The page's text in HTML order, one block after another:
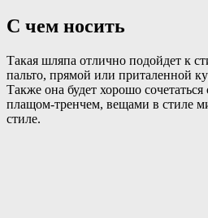
С чем носить
Такая шляпа отлично подойдет к
пальто, прямой или приталенной
Также она будет хорошо
плащом-тренчем, вещами в стиле
стиле.